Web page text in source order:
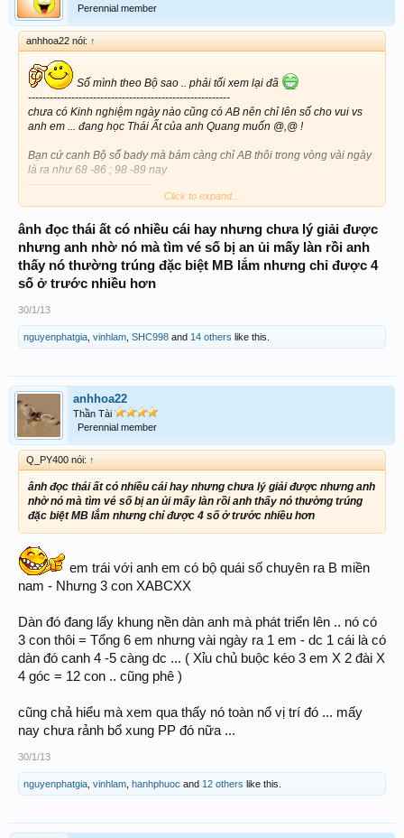
Perennial member
anhhoa22 nói: ↑
Số mình theo Bộ sao .. phải tối xem lại đã
--------------------------------------------------------
chưa có Kinh nghiệm ngày nào cũng có AB nên chỉ lên số cho vui vs
anh em ... đang học Thái Ất của anh Quang muốn @,@ !
Bạn cứ canh Bộ số bady mà bám càng chỉ AB thôi trong vòng vài ngày
là ra như 68 -86 ; 98 -89 nay
Bộ Tứ xung - tam hạp của bady cũng có chu kì - như dàn xỉu chủ Tam
Chơi cái này phải chờ thời ... chứ ít khi nào ngày nào cũng có số để Win
bạn qua bám càng poker vậy ... dàn số qua mình post của poker Win
04 - đá vô chục cặp nữa đó ...
Click to expand...
ânh đọc thái ất có nhiều cái hay nhưng chưa lý giải được
nhưng anh nhờ nó mà tìm vé số bị an ủi mấy làn rồi anh
thấy nó thường trúng đặc biệt MB lắm nhưng chỉ được 4
số ở trước nhiều hơn
30/1/13
nguyenphatgia vinhlam SHC998 and 14 others like this.
anhhoa22
Thần Tài
Perennial member
Q_PY400 nói: ↑
ânh đọc thái ất có nhiều cái hay nhưng chưa lý giải được nhưng anh
nhờ nó mà tìm vé số bị an ủi mấy làn rồi anh thấy nó thường trúng
đặc biệt MB lắm nhưng chỉ được 4 số ở trước nhiều hơn
em trái với anh em có bộ quái số chuyên ra B miền
nam - Nhưng 3 con XABCXX
Dàn đó đang lấy khung nền dàn anh mà phát triển lên .. nó có
3 con thôi = Tổng 6 em nhưng vài ngày ra 1 em - dc 1 cái là có
dàn đó canh 4 -5 càng dc ... ( Xỉu chủ buộc kéo 3 em X 2 đài X
4 góc = 12 con .. cũng phê )
cũng chả hiểu mà xem qua thấy nó toàn nổ vị trí đó ... mấy
nay chưa rảnh bổ xung PP đó nữa ...
30/1/13
nguyenphatgia vinhlam hanhphuoc and 12 others like this.